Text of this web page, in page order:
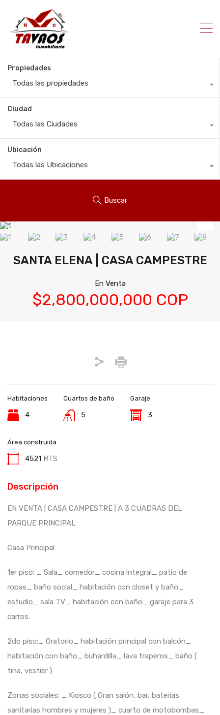
Propiedades
Todas las propiedades
Ciudad
Todas las Ciudades
Ubicación
Todas las Ubicaciones
Buscar
SANTA ELENA | CASA CAMPESTRE
En Venta
$2,800,000,000 COP
Habitaciones
4
Cuartos de baño
5
Garaje
3
Área construida
4521 MTS
Descripción
EN VENTA | CASA CAMPESTRE | A 3 CUADRAS DEL
PARQUE PRINCIPAL
Casa Principal:
1er piso: _ Sala_ comedor_ cocina integral_ patio de
ropas_ baño social_ habitación con closet y baño_
estudio_ sala TV_ habitación con baño_ garaje para 3
carros.
2do piso:_ Oratorio_ habitación principal con balcón_
habitación con baño_ buhardilla_ lava traperos_ baño (
tina, vestier )
Zonas sociales: _ Kiosco ( Gran salón, bar, baterias
sanitarias hombres y mujeres )_ cuarto de motobombas_